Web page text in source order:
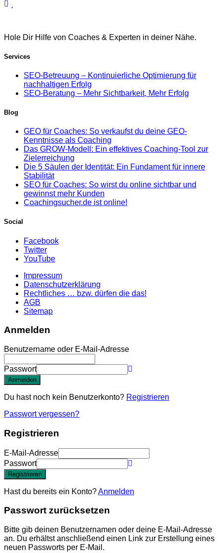
Hole Dir Hilfe von Coaches & Experten in deiner Nähe.
Services
SEO-Betreuung – Kontinuierliche Optimierung für
nachhaltigen Erfolg
SEO-Beratung – Mehr Sichtbarkeit, Mehr Erfolg
Blog
GEO für Coaches: So verkaufst du deine GEO-
Kenntnisse als Coaching
Das GROW-Modell: Ein effektives Coaching-Tool zur
Zielerreichung
Die 5 Säulen der Identität: Ein Fundament für innere
Stabilität
SEO für Coaches: So wirst du online sichtbar und
gewinnst mehr Kunden
Coachingsucher.de ist online!
Social
Facebook
Twitter
YouTube
Impressum
Datenschutzerklärung
Rechtliches … bzw. dürfen die das!
AGB
Sitemap
Anmelden
Benutzername oder E-Mail-Adresse
Passwort
Anmelden
Du hast noch kein Benutzerkonto? Registrieren
Passwort vergessen?
Registrieren
E-Mail-Adresse
Passwort
Registrieren
Hast du bereits ein Konto?Anmelden
Passwort zurücksetzen
Bitte gib deinen Benutzernamen oder deine E-Mail-Adresse
an. Du erhältst anschließend einen Link zur Erstellung eines
neuen Passworts per E-Mail.